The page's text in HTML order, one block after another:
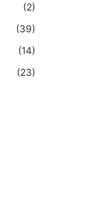
(2)
(39)
(14)
(23)